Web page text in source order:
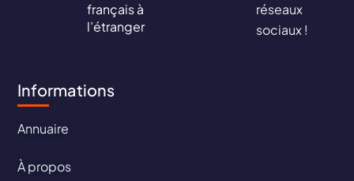
français à
l’étranger
réseaux
sociaux !
Informations
Annuaire
À propos